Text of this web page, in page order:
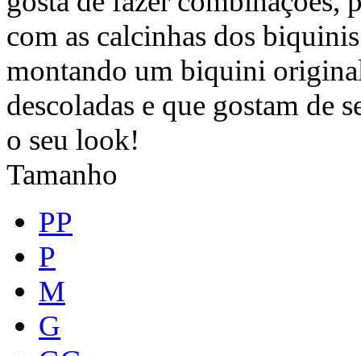
com as calcinhas dos
montando um biquini
descoladas e que gostam de
o seu look!
Tamanho
PP
P
M
G